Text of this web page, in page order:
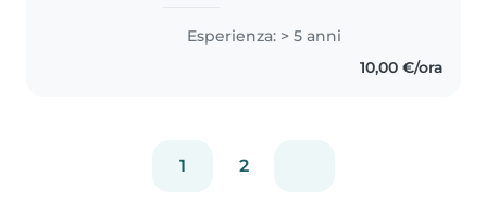
certificata. -Ho esperienza
lavorativa continuativa come
babysitter a domicilio da..
Esperienza: > 5 anni
10,00 €/ora
1 2